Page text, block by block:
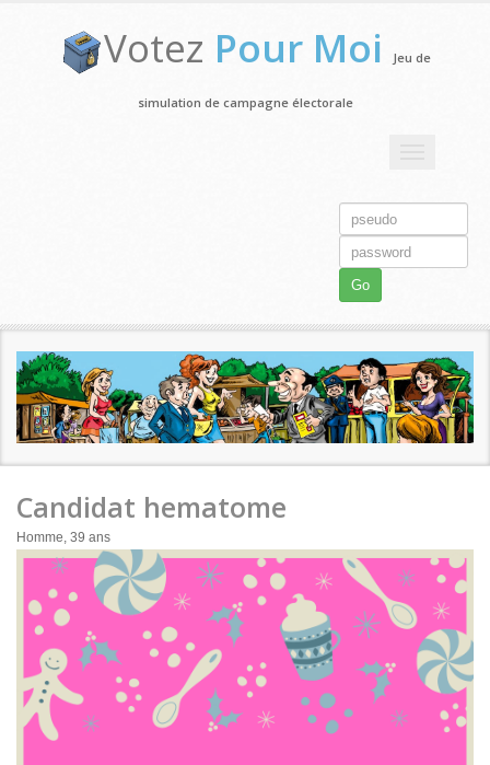
Votez Pour Moi Jeu de
simulation de campagne électorale
Go
Candidat hematome
Homme, 39 ans